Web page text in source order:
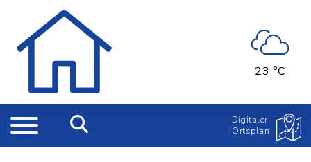
23 °C
Digitaler
Ortsplan